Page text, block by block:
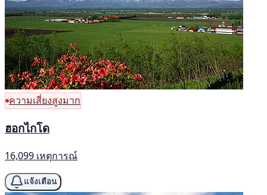
ความเสี่ยงสูงมาก
ฮอกไกโด
16,099 เหตุการณ์
แจ้งเตือน